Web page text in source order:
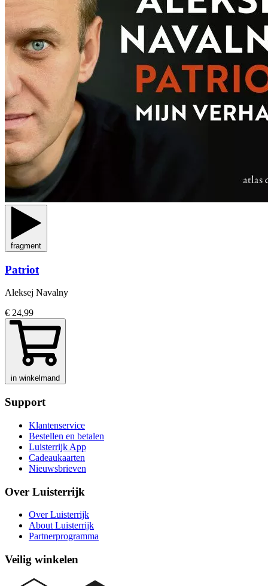
fragment
Patriot
Aleksej Navalny
€ 24,99
in winkelmand
Support
Klantenservice
Bestellen en betalen
Luisterrijk App
Cadeaukaarten
Nieuwsbrieven
Over Luisterrijk
Over Luisterrijk
About Luisterrijk
Partnerprogramma
Veilig winkelen